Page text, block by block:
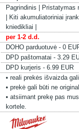
Pagrindinis | Pristatymas
Kiti akumuliatoriniai
kniedikliai |
per 1-2 d.d.
DOHO parduotuvė - 0
DPD paštomatai - 3.29
DPD kurjeris - 6.99 EUR
• reali prekės išvaizda
• prekė gali būti ne
• atsiimant prekę pas
kortele.